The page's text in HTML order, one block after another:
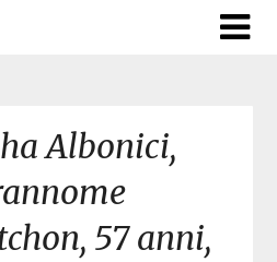
Albonici,
57 anni,